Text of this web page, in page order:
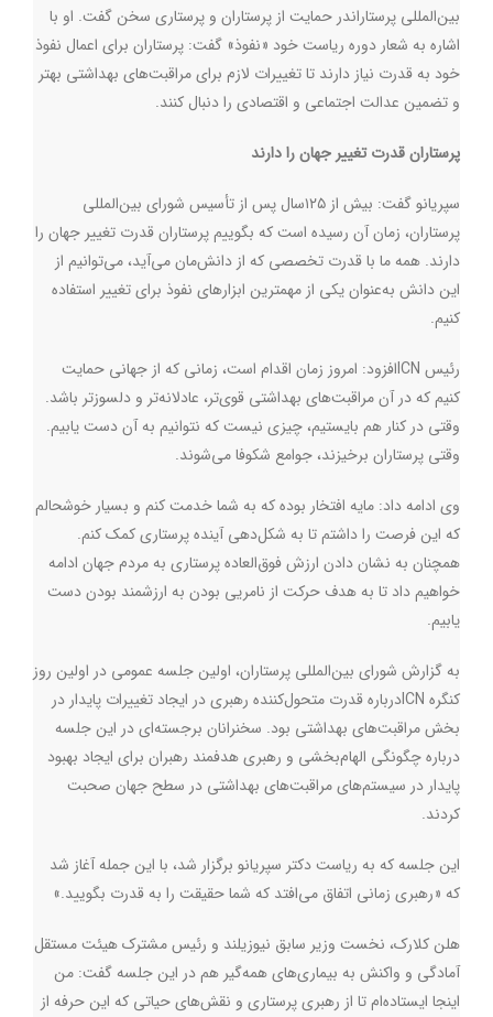
بین‌المللی پرستاراندر حمایت از پرستاران و پرستاری سخن گفت. او با
اشاره به شعار دوره ریاست خود «نفوذ» گفت: پرستاران برای اعمال نفوذ
خود به قدرت نیاز دارند تا تغییرات لازم برای مراقبت‌های بهداشتی بهتر
و تضمین عدالت اجتماعی و اقتصادی را دنبال کنند.
پرستاران قدرت تغییر جهان را دارند
سپریانو گفت: بیش از ۱۲۵سال پس از تأسیس شورای بین‌المللی
پرستاران، زمان آن رسیده است که بگوییم پرستاران قدرت تغییر جهان را
دارند. همه ما با قدرت تخصصی که از دانش‌مان می‌آید، می‌توانیم از
این دانش به‌عنوان یکی از مهمترین ابزارهای نفوذ برای تغییر استفاده
کنیم.
رئیس ICNافزود: امروز زمان اقدام است، زمانی که از جهانی حمایت
کنیم که در آن مراقبت‌های بهداشتی قوی‌تر، عادلانه‌تر و دلسوزتر باشد.
وقتی در کنار هم بایستیم، چیزی نیست که نتوانیم به آن دست یابیم.
وقتی پرستاران برخیزند، جوامع شکوفا می‌شوند.
وی ادامه داد: مایه افتخار بوده‌ که به شما خدمت کنم و بسیار خوشحالم
که این فرصت را داشتم تا به شکل‌دهی آینده پرستاری کمک کنم.
همچنان به نشان دادن ارزش فوق‌العاده پرستاری به مردم جهان ادامه
خواهیم داد تا به هدف حرکت از نامریی بودن به ارزشمند بودن دست
یابیم.
به گزارش شورای بین‌المللی پرستاران، اولین جلسه عمومی در اولین روز
کنگره ICNدرباره قدرت متحول‌کننده رهبری در ایجاد تغییرات پایدار در
بخش مراقبت‌های بهداشتی بود. سخنرانان برجسته‌ای در این جلسه
درباره چگونگی الهام‌بخشی و رهبری هدفمند رهبران برای ایجاد بهبود
پایدار در سیستم‌های مراقبت‌های بهداشتی در سطح جهان صحبت
کردند.
این جلسه که به ریاست دکتر سپریانو برگزار شد، با این جمله آغاز شد
که «رهبری زمانی اتفاق می‌افتد که شما حقیقت را به قدرت بگویید.»
هلن کلارک، نخست وزیر سابق نیوزیلند و رئیس مشترک هیئت مستقل
آمادگی و واکنش به بیماری‌های همه‌گیر هم در این جلسه گفت: من
اینجا ایستاده‌ام تا از رهبری پرستاری و نقش‌های حیاتی که این حرفه از